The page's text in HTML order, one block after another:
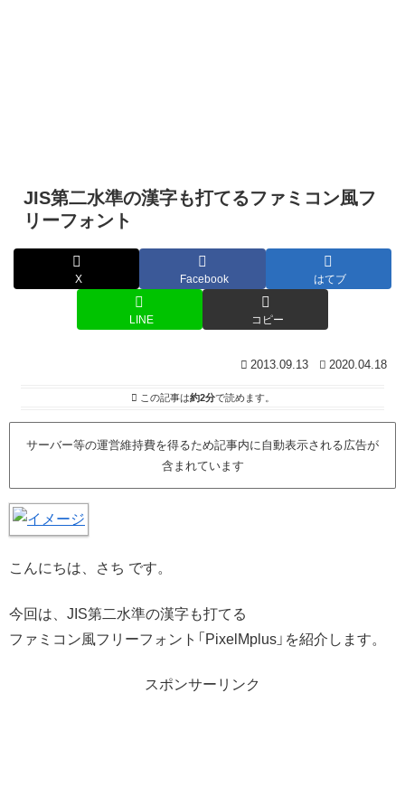
JIS第二水準の漢字も打てるファミコン風フ
リーフォント
X Facebook はてブ
LINE コピー
2013.09.13 2020.04.18
この記事は約2分で読めます。
サーバー等の運営維持費を得るため記事内に自動表示される広告が
含まれています
こんにちは、さち です。
今回は、JIS第二水準の漢字も打てる
ファミコン風フリーフォント「PixelMplus」を紹介します。
スポンサーリンク